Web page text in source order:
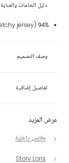
عرض المزيد
ملابس داخلية
Story Loris
دليل الخامات والعناية
94% cotton, 6% elastane (soft & stretchy jersey)
وصف التصميم
تفاصيل إضافية